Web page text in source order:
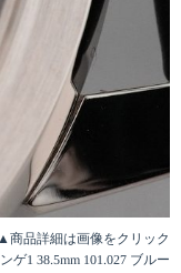
▲商品詳細は画像をクリック
ゲ1 38.5mm 101.027 ブルー